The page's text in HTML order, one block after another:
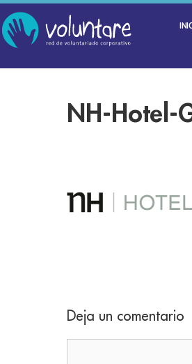
NH-Hotel-
Deja un comentario